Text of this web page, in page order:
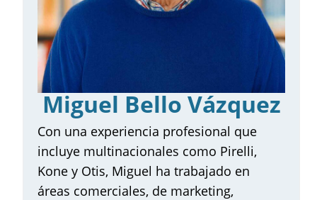
Cursos
Claustro de Profesores
¿Por qué elegir eSemp?
Testimonios
Inscripción
Contacta con nosotros
Miguel Bello Vázquez
Con una experiencia profesional que
incluye multinacionales como Pirelli,
Kone y Otis, Miguel ha trabajado en
áreas comerciales, de marketing,